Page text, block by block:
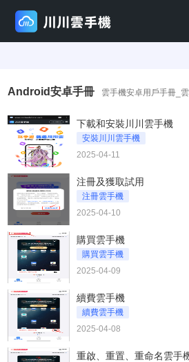
Android安卓手冊 雲手機安卓用戶手冊_
下載和安裝川川雲手機
安裝川川雲手機
2025-04-11
注冊及獲取試用
注冊雲手機
2025-04-10
購買雲手機
購買雲手機
2025-04-09
續費雲手機
續費雲手機
2025-04-08
重啟、重置、重命名雲手